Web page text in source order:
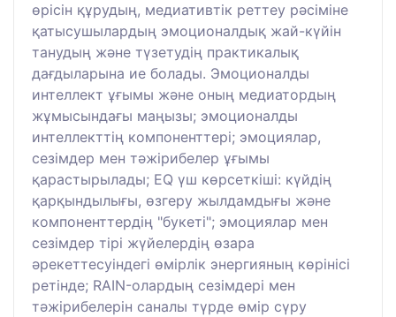
өрісін құрудың, медиативтік реттеу рәсіміне
қатысушылардың эмоционалдық жай-күйін
танудың және түзетудің практикалық
дағдыларына ие болады. Эмоционалды
интеллект ұғымы және оның медиатордың
жұмысындағы маңызы; эмоционалды
интеллекттің компоненттері; эмоциялар,
сезімдер мен тәжірибелер ұғымы
қарастырылады; EQ үш көрсеткіші: күйдің
қарқындылығы, өзгеру жылдамдығы және
компоненттердің "букеті"; эмоциялар мен
сезімдер тірі жүйелердің өзара
әрекеттесуіндегі өмірлік энергияның көрінісі
ретінде; RAIN-олардың сезімдері мен
тәжірибелерін саналы түрде өмір сүру